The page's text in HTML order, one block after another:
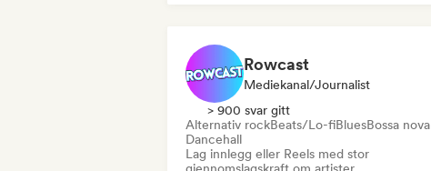
Rowcast
Mediekanal/journalist
> 900 svar gitt
Alternativ rockBeats/Lo-fiBluesBossa nova
Dancehall
Lag innlegg eller Reels med stor